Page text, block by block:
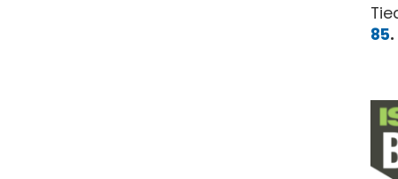
85.